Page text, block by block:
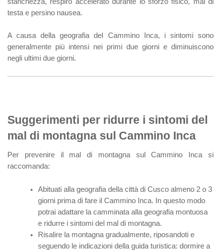
testa e persino nausea.
A causa della geografia del Cammino Inca, i sintomi sono
generalmente più intensi nei primi due giorni e diminuiscono
negli ultimi due giorni.
Suggerimenti per ridurre i sintomi del
mal di montagna sul Cammino Inca
Per prevenire il mal di montagna sul Cammino Inca si
raccomanda:
Abituati alla geografia della città di Cusco almeno 2 o 3
giorni prima di fare il Cammino Inca. In questo modo
potrai adattare la camminata alla geografia montuosa
e ridurre i sintomi del mal di montagna.
Risalire la montagna gradualmente, riposandoti e
seguendo le indicazioni della guida turistica: dormire a